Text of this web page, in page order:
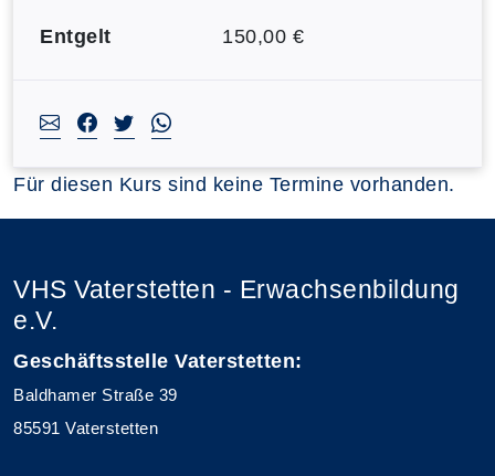
Entgelt 150,00 €
Für diesen Kurs sind keine Termine vorhanden.
VHS Vaterstetten - Erwachsenbildung
e.V.
Geschäftsstelle Vaterstetten:
Baldhamer Straße 39
85591 Vaterstetten